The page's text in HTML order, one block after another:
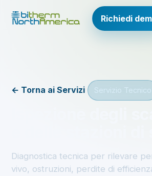
Richiedi
← Torna ai Servizi
Diagnostica tecnica per rilevare
vivo, ostruzioni, perdite di